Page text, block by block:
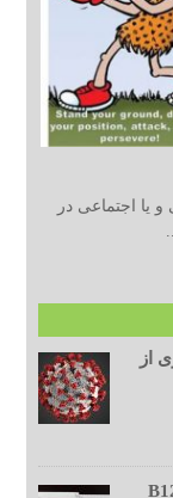
یا اجتماعی در
از